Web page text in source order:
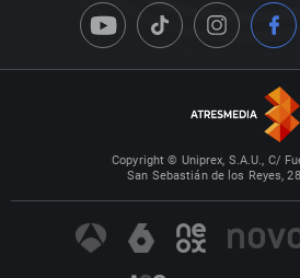
Copyright © Uniprex, S.A.U., C/
San Sebastián de los Reyes,